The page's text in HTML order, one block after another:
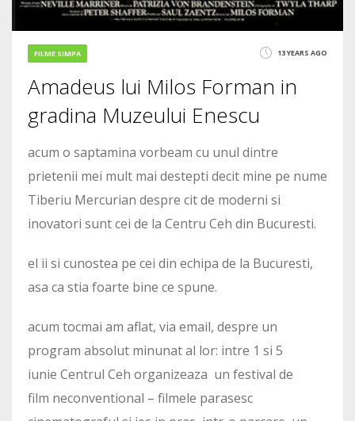
FILME SIMPA 13 YEARS AGO
Amadeus lui Milos Forman in
gradina Muzeului Enescu
acum o saptamina vorbeam cu unul dintre
prietenii mei mult mai destepti decit mine pe nume
Tiberiu Mercurian despre cit de moderni si
inovatori sunt cei de la Centru Ceh din Bucuresti.
el ii si cunostea pe cei din echipa de la Bucuresti,
asa ca stia foarte bine ce spune.
acum tocmai am aflat, via email, despre un
program absolut minunat al lor: intre 1 si 5
iunie Centrul Ceh organizeaza un festival de
film neconventional – filmele parasesc